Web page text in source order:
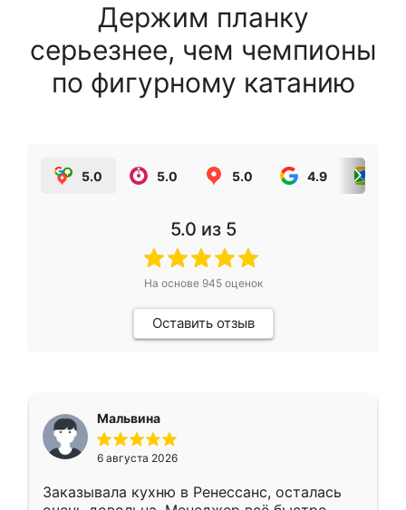
Держим планку
серьезнее, чем чемпионы
по фигурному катанию
5.0 5.0 5.0 4.9
5.0 из 5
На основе 945оценок
Оставить отзыв
Мальвина
6 августа 2026
Заказывала кухню в Ренессанс, осталась